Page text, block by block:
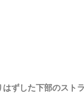
はずした下部のスト